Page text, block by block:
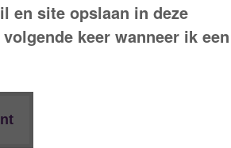
en site opslaan in deze
keer wanneer ik een